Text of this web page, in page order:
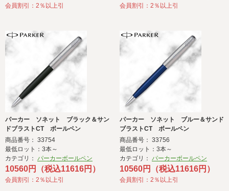
会員割引：2％以上引 会員割引：2％以上引
パーカー ソネット ブラック＆サン
ドブラストCT ボールペン
商品番号： 33754
最低ロット：3本～
カテゴリ： パーカーボールペン
10560円（税込11616円）
会員割引：2％以上引
パーカー ソネット ブルー＆サンド
ブラストCT ボールペン
商品番号： 33756
最低ロット：3本～
カテゴリ： パーカーボールペン
10560円（税込11616円）
会員割引：2％以上引